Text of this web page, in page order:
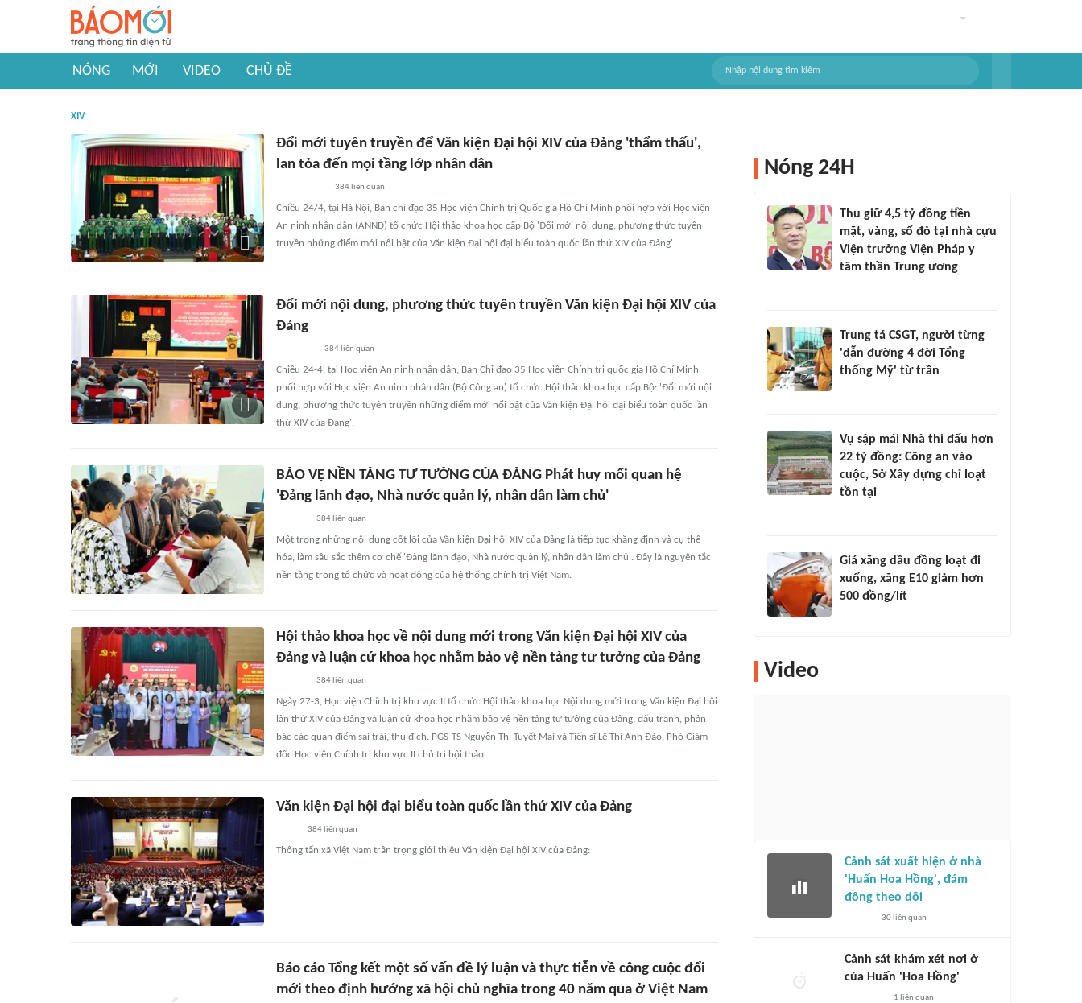
NÓNG MỚI VIDEO CHỦ ĐỀ
XIV
Đổi mới tuyên truyền để Văn kiện Đại hội XIV của Đảng 'thẩm thấu',
lan tỏa đến mọi tầng lớp nhân dân
384liên quan
Chiều 24/4, tại Hà Nội, Ban chỉ đạo 35 Học viện Chính trị Quốc gia Hồ Chí Minh phối hợp với Học viện
An ninh nhân dân (ANND) tổ chức Hội thảo khoa học cấp Bộ 'Đổi mới nội dung, phương thức tuyên
truyền những điểm mới nổi bật của Văn kiện Đại hội đại biểu toàn quốc lần thứ XIV của Đảng'.
Đổi mới nội dung, phương thức tuyên truyền Văn kiện Đại hội XIV của
Đảng
384 liên quan
Chiều 24-4, tại Học viện An ninh nhân dân, Ban Chỉ đạo 35 Học viện Chính trị quốc gia Hồ Chí Minh
phối hợp với Học viện An ninh nhân dân (Bộ Công an) tổ chức Hội thảo khoa học cấp Bộ: 'Đổi mới nội
dung, phương thức tuyên truyền những điểm mới nổi bật của Văn kiện Đại hội đại biểu toàn quốc lần
thứ XIV của Đảng'.
BẢO VỆ NỀN TẢNG TƯ TƯỞNG CỦA ĐẢNG Phát huy mối quan hệ
'Đảng lãnh đạo, Nhà nước quản lý, nhân dân làm chủ'
384liên quan
Một trong những nội dung cốt lõi của Văn kiện Đại hội XIV của Đảng là tiếp tục khẳng định và cụ thể
hóa, làm sâu sắc thêm cơ chế 'Đảng lãnh đạo, Nhà nước quản lý, nhân dân làm chủ'. Đây là nguyên tắc
nền tảng trong tổ chức và hoạt động của hệ thống chính trị Việt Nam.
Hội thảo khoa học về nội dung mới trong Văn kiện Đại hội XIV của
Đảng và luận cứ khoa học nhằm bảo vệ nền tảng tư tưởng của Đảng
384liên quan
Ngày 27-3, Học viện Chính trị khu vực II tổ chức Hội thảo khoa học Nội dung mới trong Văn kiện Đại hội
lần thứ XIV của Đảng và luận cứ khoa học nhằm bảo vệ nền tảng tư tưởng của Đảng, đấu tranh, phản
bác các quan điểm sai trái, thù địch. PGS-TS Nguyễn Thị Tuyết Mai và Tiến sĩ Lê Thị Anh Đào, Phó Giám
đốc Học viện Chính trị khu vực II chủ trì hội thảo.
Văn kiện Đại hội đại biểu toàn quốc lần thứ XIV của Đảng
384 liên quan
Thông tấn xã Việt Nam trân trọng giới thiệu Văn kiện Đại hội XIV của Đảng:
Báo cáo Tổng kết một số vấn đề lý luận và thực tiễn về công cuộc đổi
mới theo định hướng xã hội chủ nghĩa trong 40 năm qua ở Việt Nam
Nóng 24H
Thu giữ 4,5 tỷ đồng tiền
mặt, vàng, sổ đỏ tại nhà cựu
Viện trưởng Viện Pháp y
tâm thần Trung ương
Trung tá CSGT, người từng
'dẫn đường 4 đời Tổng
thống Mỹ' từ trần
Vụ sập mái Nhà thi đấu hơn
22 tỷ đồng: Công an vào
cuộc, Sở Xây dựng chỉ loạt
tồn tại
Giá xăng dầu đồng loạt đi
xuống, xăng E10 giảm hơn
500 đồng/lít
Video
Cảnh sát xuất hiện ở nhà
'Huấn Hoa Hồng', đám
đông theo dõi
30liên quan
Cảnh sát khám xét nơi ở
của Huấn 'Hoa Hồng'
1 liên quan